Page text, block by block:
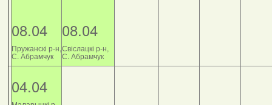
08.04
Пружанскі р-н,
С. Абрамчук
08.04
Свіслацкі р-н,
С. Абрамчук
04.04